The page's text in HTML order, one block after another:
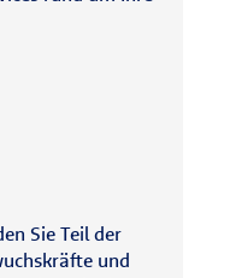
Sie Teil der
und